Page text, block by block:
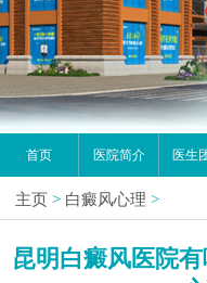
首页 医院简介 医生
主页 > 白癜风心理 >
昆明白癜风医院